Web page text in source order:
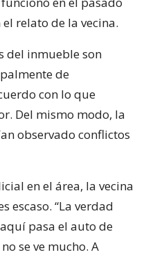
relato de la vecina.
del inmueble son
de
con lo que
Del mismo modo, la
observado conflictos
en el área, la vecina
escaso. “La verdad
pasa el auto de
se ve mucho. A